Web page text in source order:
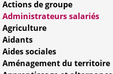
Actions de groupe
Administrateurs salariés
Agriculture
Aidants
Aides sociales
Aménagement du territoire